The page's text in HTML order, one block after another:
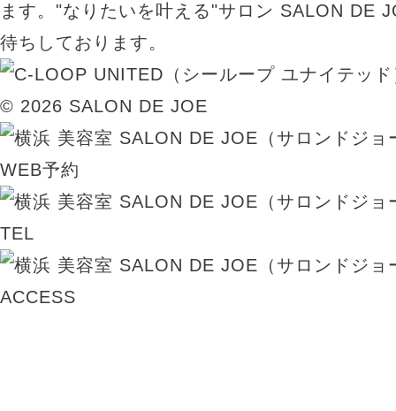
ます。"なりたいを叶える"サロン SALON DE
待ちしております。
© 2026 SALON DE JOE
WEB予約
TEL
ACCESS